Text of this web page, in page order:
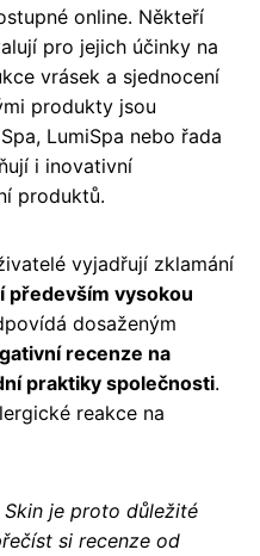
online. Někteří
pro jejich účinky na
vrásek a sjednocení
produkty jsou
LumiSpa nebo řada
i inovativní
produktů.
vyjadřují zklamání
především vysokou
dosaženým
recenze na
praktiky společnosti.
reakce na
je proto důležité
si recenze od